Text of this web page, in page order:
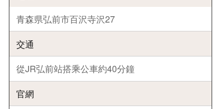
青森県弘前市百沢寺沢27
交通
從JR弘前站搭乘公車約40分鐘
官網